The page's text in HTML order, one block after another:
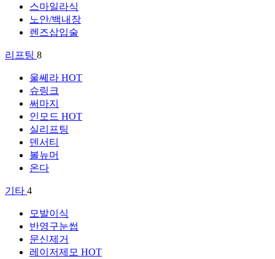
스마일라식
노안/백내장
렌즈삽입술
리프팅 8
울쎄라 HOT
슈링크
써마지
인모드 HOT
실리프팅
덴서티
볼뉴머
온다
기타 4
모발이식
반영구눈썹
문신제거
레이저제모 HOT